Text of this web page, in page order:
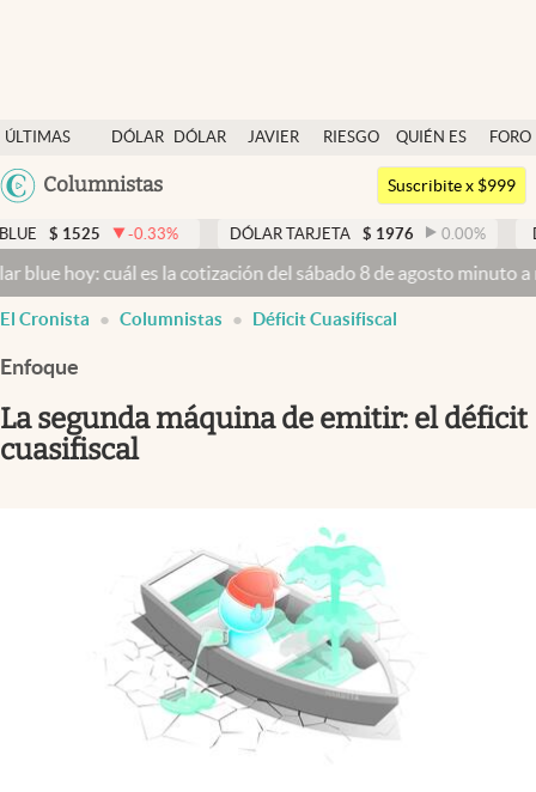
ÚLTIMAS
NOTICIAS
DÓLAR
DÓLAR
JAVIER
RIESGO
QUIÉN ES
QUIÉN
FORO
Argentina
México
Columnistas
Dólar
Members
Economía y Política
Finanzas y Mercados
Mercados Online
Negocios
Columnistas
Otras secciones
Eventos Corporativos
Suscribite x $999
-0.33% DÓLAR TARJETA $ 1976 0.00% DÓLAR
cuál es la cotización del sábado 8 de agosto minuto a minuto
El Cronista Columnistas Déficit Cuasifiscal
Enfoque
La segunda máquina de emitir: el déficit
cuasifiscal